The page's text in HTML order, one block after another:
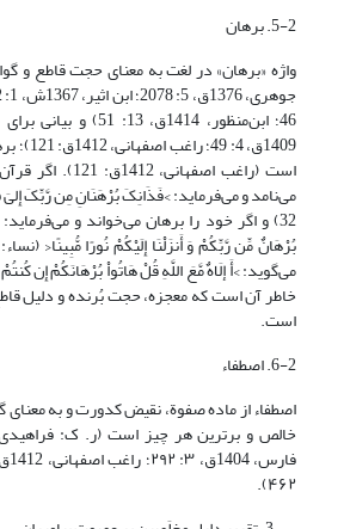
5-2. برهان
واژه «برهان» در لغت به معنای حجت قاطع و
46؛ ابن‌منظور، 1414ق،
1409ق،
است (راغب
می‌نامد و‌ می‌فرماید: >فَذَانِکَ بُرْهَنَانِ مِن رَّبِّکَ
32) و اگر خود را برهان‌ می‌خواند و‌
خاطر آن است که معجزه، حجت بُرنده و دلیل
است.
6-2. اصطفاء
اصطفاء از ماده صفوة، نقیض کدورت و به
۴۶۲).